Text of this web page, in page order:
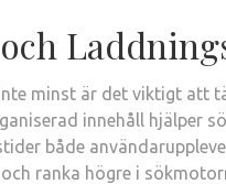
och
minst är det viktigt att
innehåll hjälper
både
och ranka högre i